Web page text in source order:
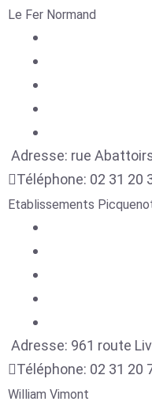
Le Fer Normand
Adresse: rue
Téléphone: 02 31 20
Etablissements
Adresse: 961 route
Téléphone: 02 31 20
William Vimont